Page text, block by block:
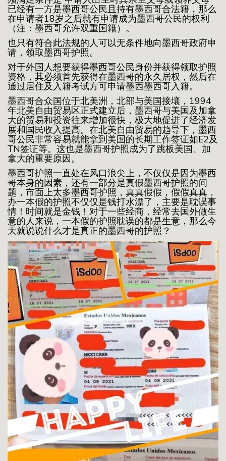
已经有一方是墨西哥公民且持有墨西哥合法籍，那么
在申请者18岁之后就有申请成为墨西哥公民的权利
（注：墨西哥允许双重国籍）。
也只有符合此法规的人可以无条件地向墨西哥政府申
请，领取墨西哥护照。
对于外国人想要获得墨西哥公民身份并获得领取护照
资格，其必须首先获得在墨西哥的永久居权，然后在
通过居住及入籍考试方可申请墨西墨西哥入籍。
墨西哥合众国位于北美洲，北部与美国接壤，1994
年北美自由贸易区正式建立后，墨西哥与美国及加拿
大的贸易和投资往来增加很快，极大地促进了经济发
展和国民收入提高。在北美自由贸易的趋导下，墨西
哥公民非常容易就能拿到美国的长期工作签证如E2及
TN签证等。这也是墨西哥护照成为了跳板美国、加
拿大的重要原因。
墨西哥护照一直处在风口浪尖上，不仅仅是因为墨西
哥本身的因素，还有一部分是真假墨西哥护照的问
题，市面上太多墨西哥护照，真真假假，假假真真，
办一本假的护照不仅仅是钱打水漂了，主要是耽误事
情！时间就是金钱！对于一些经商，经常去国外做生
意的人来说，一本假的护照耽误的都是生意，那么今
天就说说什么才是真正的墨西哥的护照？